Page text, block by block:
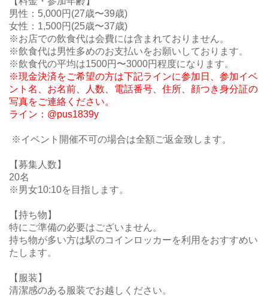
男性：5,000円(27歳〜39歳)
女性：1,500円 (25歳〜37歳)
※お店での飲食代は会費には含まれておりません。
※飲食代は男性多めのお支払いをお願いしております。
※飲食代の平均は1500円〜3000円程度になります。
※現金決済をご希望の方は下記ラインに参加日、参加イベ
ント名、お名前、人数、電話番号、住所、顔つき身分証の
写真をご連絡ください。
ライン：@pus1839y
※イベント開催不可の場合は全額ご返金致します。
【募集人数】
20名
※男女10:10を目指します。
【持ち物】
特にご準備の必要はございません。
持ち物が多い方は駅のコインロッカーを利用をおすすめい
たします。
【服装】
清潔感のある服装でお越しください。